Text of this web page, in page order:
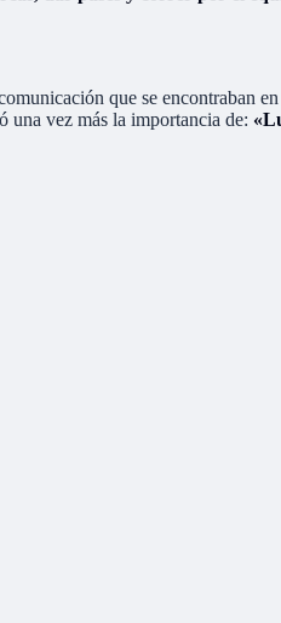
que se encontraban
una vez más la importancia de: